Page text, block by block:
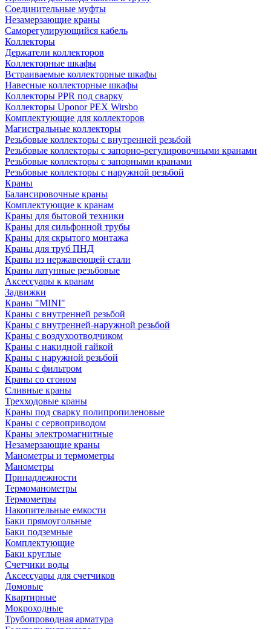
Соединительные муфты
Незамерзающие краны
Саморегулирующийся кабель
Коллекторы
Держатели коллекторов
Коллекторные шкафы
Встраиваемые коллекторные шкафы
Навесные коллекторные шкафы
Коллекторы PPR под сварку
Коллекторы Uponor PEX Wirsbo
Комплектующие для коллекторов
Магистральные коллекторы
Резьбовые коллекторы с внутренней резьбой
Резьбовые коллекторы с запорно-регулировочными кранами
Резьбовые коллекторы с запорными кранами
Резьбовые коллекторы с наружной резьбой
Краны
Балансировочные краны
Комплектующие к кранам
Краны для бытовой техники
Краны для сильфонной трубы
Краны для скрытого монтажа
Краны для труб ПНД
Краны из нержавеющей стали
Краны латунные резьбовые
Аксессуары к кранам
Задвижки
Краны "MINI"
Краны с внутренней резьбой
Краны с внутренней-наружной резьбой
Краны с воздухоотводчиком
Краны с накидной гайкой
Краны с наружной резьбой
Краны с фильтром
Краны со сгоном
Сливные краны
Трехходовые краны
Краны под сварку полипропиленовые
Краны с сервоприводом
Краны электромагнитные
Незамерзающие краны
Манометры и термометры
Манометры
Принадлежности
Термоманометры
Термометры
Накопительные емкости
Баки прямоугольные
Баки подземные
Комплектующие
Баки круглые
Счетчики воды
Аксессуары для счетчиков
Домовые
Квартирные
Мокроходные
Трубопроводная арматура